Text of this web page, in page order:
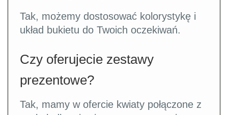
Tak, możemy dostosować kolorystykę i
układ bukietu do Twoich oczekiwań.
Czy oferujecie zestawy
prezentowe?
Tak, mamy w ofercie kwiaty połączone z